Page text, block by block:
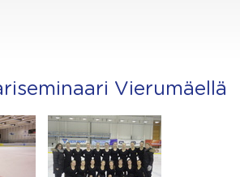
Vierumäellä